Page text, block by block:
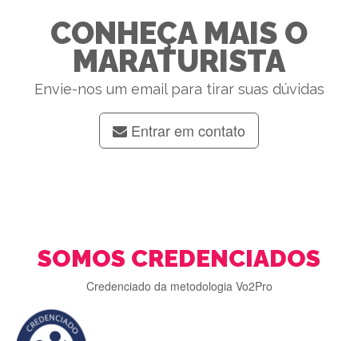
CONHEÇA MAIS O
MARATURISTA
Envie-nos um email para tirar suas dúvidas
Entrar em contato
SOMOS CREDENCIADOS
Credenciado da metodologia Vo2Pro